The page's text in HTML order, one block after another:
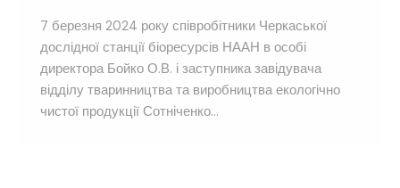
7 березня 2024 року співробітники Черкаської
дослідної станції біоресурсів НААН в особі
директора Бойко О.В. і заступника завідувача
відділу тваринництва та виробництва екологічно
чистої продукції Сотніченко...